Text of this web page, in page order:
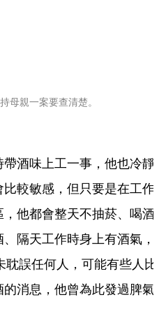
母親一案要查清楚。
酒味上工一事，他也冷靜
較敏感，但只要是在工作
他都會整天不抽菸、喝酒
隔天工作時身上有酒氣，
誤任何人，可能有些人比
消息，他曾為此發過脾氣